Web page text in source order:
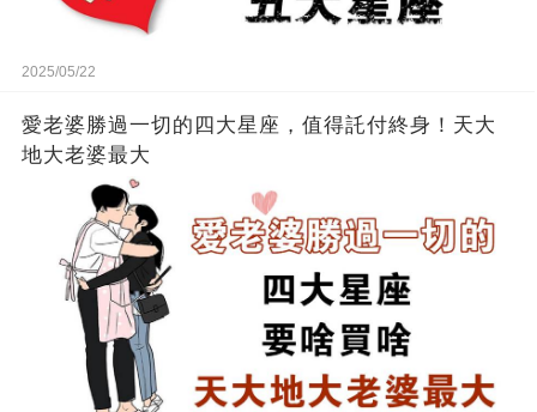
2025/05/22
愛老婆勝過一切的四大星座，值得託付終身！天大
地大老婆最大